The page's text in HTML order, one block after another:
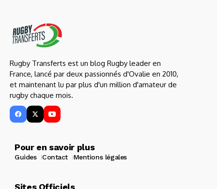
Rugby Transferts est un blog Rugby leader en
France, lancé par deux passionnés d'Ovalie en 2010,
et maintenant lu par plus d'un million d'amateur de
rugby chaque mois.
Pour en savoir plus
Guides Contact Mentions légales